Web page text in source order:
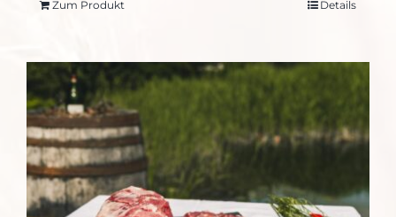
Zum Produkt Details